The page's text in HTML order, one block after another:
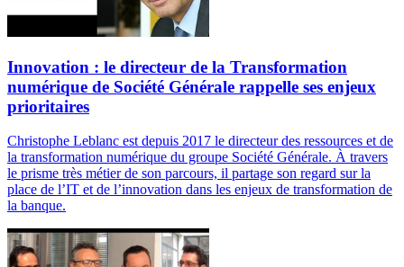
Innovation : le directeur de la Transformation
numérique de Société Générale rappelle ses enjeux
prioritaires
Christophe Leblanc est depuis 2017 le directeur des ressources et de
la transformation numérique du groupe Société Générale. À travers
le prisme très métier de son parcours, il partage son regard sur la
place de l’IT et de l’innovation dans les enjeux de transformation de
la banque.